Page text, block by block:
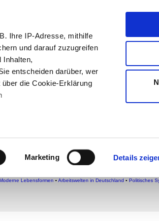
Ihre IP-Adresse, mithilfe
und darauf zuzugreifen
Inhalten,
entscheiden darüber, wer
die Cookie-Erklärung
identifizieren
und legen Sie Ihre
Marketing Details
-Psychologie-
auf teachSam
die Ehescheidung
Überblick Geschichte der Ehe ▪ RECHTLICHE BESTIMMUNGEN
Lebensformen ▪ Arbeitswelten in Deutschland ▪ Politisches